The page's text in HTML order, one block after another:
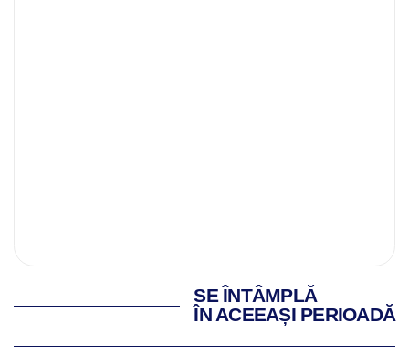
SE ÎNTÂMPLĂ
ÎN ACEEAȘI PERIOADĂ